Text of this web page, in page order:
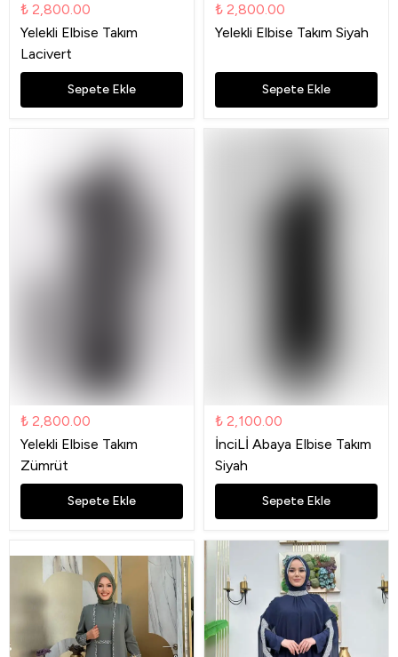
₺ 2,800.00
Yelekli Elbise Takım
Lacivert
Sepete Ekle
₺ 2,800.00
Yelekli Elbise Takım Siyah
Sepete Ekle
₺ 2,800.00
Yelekli Elbise Takım
Zümrüt
Sepete Ekle
₺ 2,100.00
İnciLİ Abaya Elbise Takım
Siyah
Sepete Ekle